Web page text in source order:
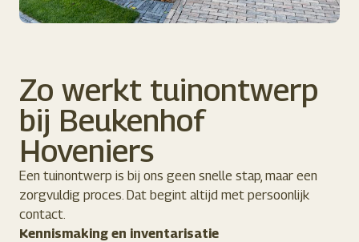
Zo werkt tuinontwerp
bij Beukenhof
Hoveniers
Een tuinontwerp is bij ons geen snelle stap, maar een
zorgvuldig proces. Dat begint altijd met persoonlijk
contact.
Kennismaking en inventarisatie